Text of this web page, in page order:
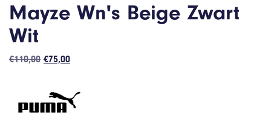
Mayze Wn's Beige Zwart
Wit
€110,00 Oorspronkelijke
€110,00.
€75,00Huidige
€75,00.